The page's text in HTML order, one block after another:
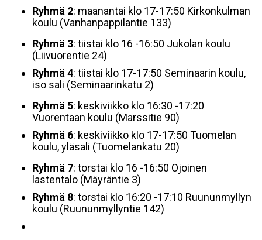
Ryhmä 2: maanantai klo 17-17:50 Kirkonkulman
koulu (Vanhanpappilantie 133)
Ryhmä 3: tiistai klo 16 -16:50 Jukolan koulu
(Liivuorentie 24)
Ryhmä 4: tiistai klo 17-17:50 Seminaarin koulu,
iso sali (Seminaarinkatu 2)
Ryhmä 5: keskiviikko klo 16:30 -17:20
Vuorentaan koulu (Marssitie 90)
Ryhmä 6: keskiviikko klo 17-17:50 Tuomelan
koulu, yläsali (Tuomelankatu 20)
Ryhmä 7: torstai klo 16 -16:50 Ojoinen
lastentalo (Mäyräntie 3)
Ryhmä 8: torstai klo 16:20 -17:10 Ruununmyllyn
koulu (Ruununmyllyntie 142)